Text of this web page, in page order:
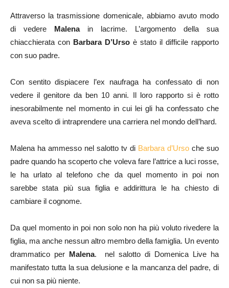
Attraverso la trasmissione domenicale, abbiamo avuto modo
di vedere Malenain lacrime. L’argomento della sua
chiacchierata con Barbara D’Urso è stato il difficile rapporto
con suo padre.
Con sentito dispiacere l’ex naufraga ha confessato di non
vedere il genitore da ben 10 anni. Il loro rapporto si è rotto
inesorabilmente nel momento in cui lei gli ha confessato che
aveva scelto di intraprendere una carriera nel mondo dell’hard.
Malena ha ammesso nel salotto tv di Barbara d’Urso che suo
padre quando ha scoperto che voleva fare l’attrice a luci rosse,
le ha urlato al telefono che da quel momento in poi non
sarebbe stata più sua figlia e addirittura le ha chiesto di
cambiare il cognome.
Da quel momento in poi non solo non ha più voluto rivedere la
figlia, ma anche nessun altro membro della famiglia. Un evento
drammatico per Malena. nel salotto di Domenica Live ha
manifestato tutta la sua delusione e la mancanza del padre, di
cui non sa più niente.